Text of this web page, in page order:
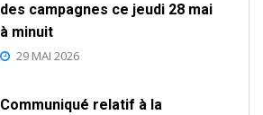
des campagnes ce jeudi 28 mai
à minuit
29 MAI 2026
Communiqué relatif à la